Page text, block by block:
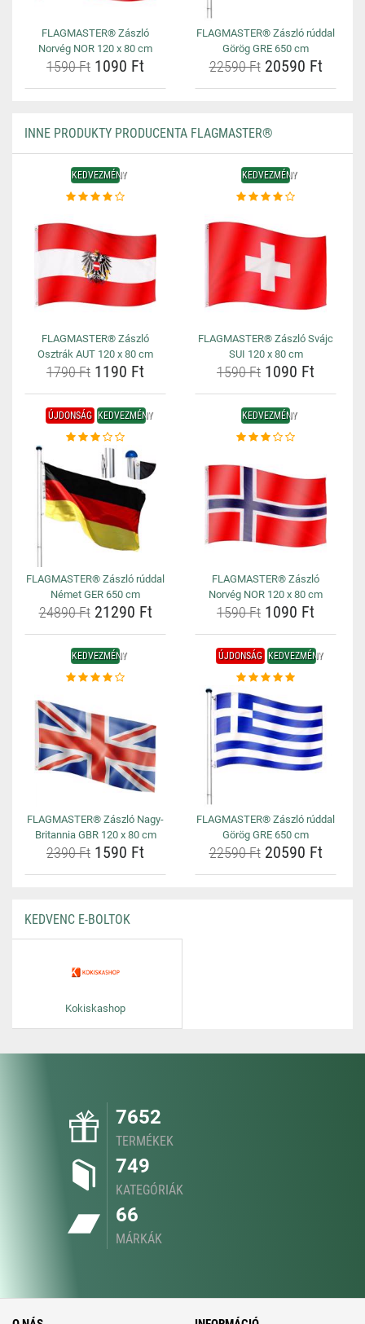
FLAGMASTER® Zászló
Norvég NOR 120 x 80 cm
1590 Ft 1090 Ft
FLAGMASTER® Zászló rúddal
Görög GRE 650 cm
22590 Ft20590 Ft
INNE PRODUKTY PRODUCENTA FLAGMASTER®
KEDVEZMÉNY
FLAGMASTER® Zászló
Osztrák AUT 120 x 80 cm
1790 Ft 1190 Ft
KEDVEZMÉNY
FLAGMASTER® Zászló Svájc
SUI 120 x 80 cm
1590 Ft 1090 Ft
ÚJDONSÁG KEDVEZMÉNY
FLAGMASTER® Zászló rúddal
Német GER 650 cm
24890 Ft21290 Ft
KEDVEZMÉNY
FLAGMASTER® Zászló
Norvég NOR 120 x 80 cm
1590 Ft 1090 Ft
KEDVEZMÉNY
FLAGMASTER® Zászló Nagy-
Britannia GBR 120 x 80 cm
2390 Ft 1590 Ft
ÚJDONSÁG KEDVEZMÉNY
FLAGMASTER® Zászló rúddal
Görög GRE 650 cm
22590 Ft20590 Ft
KEDVENC E-BOLTOK
Kokiskashop
7652
TERMÉKEK
749
KATEGÓRIÁK
66
MÁRKÁK